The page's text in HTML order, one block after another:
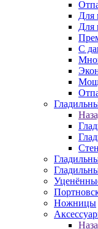
Для
Для
С
Ножницы